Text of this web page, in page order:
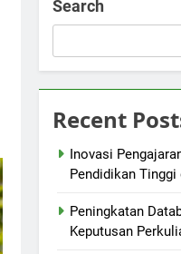
Search
Recent
Inovasi
Pendidikan
Peningkatan
Keputusan